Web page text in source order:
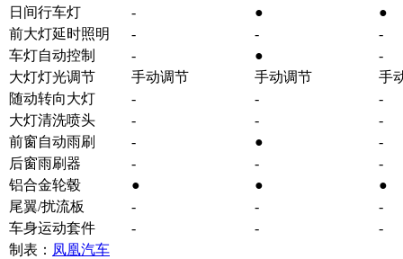
日间行车灯
- ●
●
前大灯延时照明
- -
-
车灯自动控制
- ●
-
大灯灯光调节
手动调节 手动调节
手
随动转向大灯
- -
-
大灯清洗喷头
- -
-
前窗自动雨刷
- ●
-
后窗雨刷器
- -
-
铝合金轮毂
● ●
●
尾翼/扰流板
- -
-
车身运动套件
- -
-
制表： 凤凰汽车